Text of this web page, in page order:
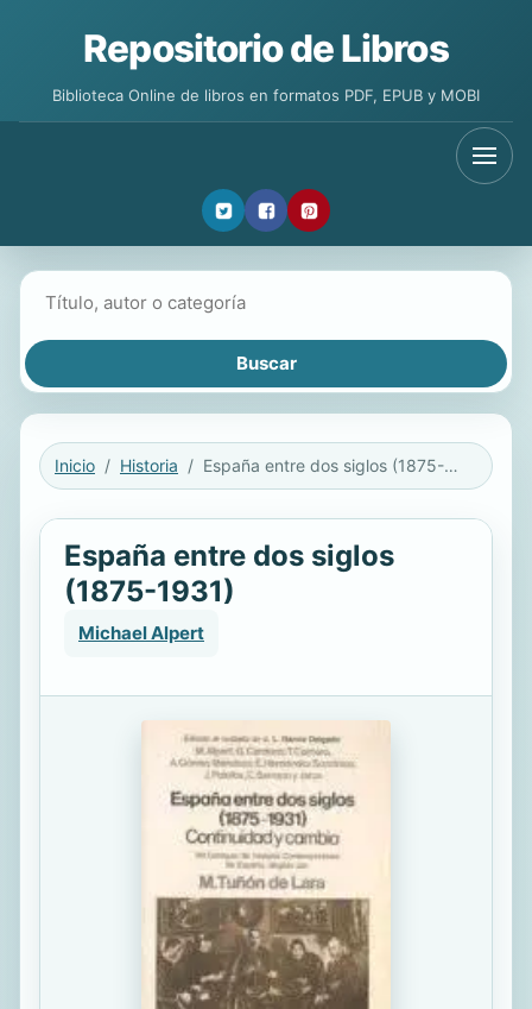
Repositorio de Libros
Biblioteca Online de libros en formatos PDF, EPUB y MOBI
Inicio Historia España entre dos siglos (1875-1931)
España entre dos siglos
(1875-1931)
Michael Alpert